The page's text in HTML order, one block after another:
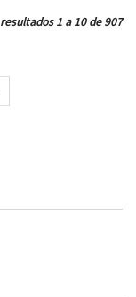
resultados 1 a 10 de 907